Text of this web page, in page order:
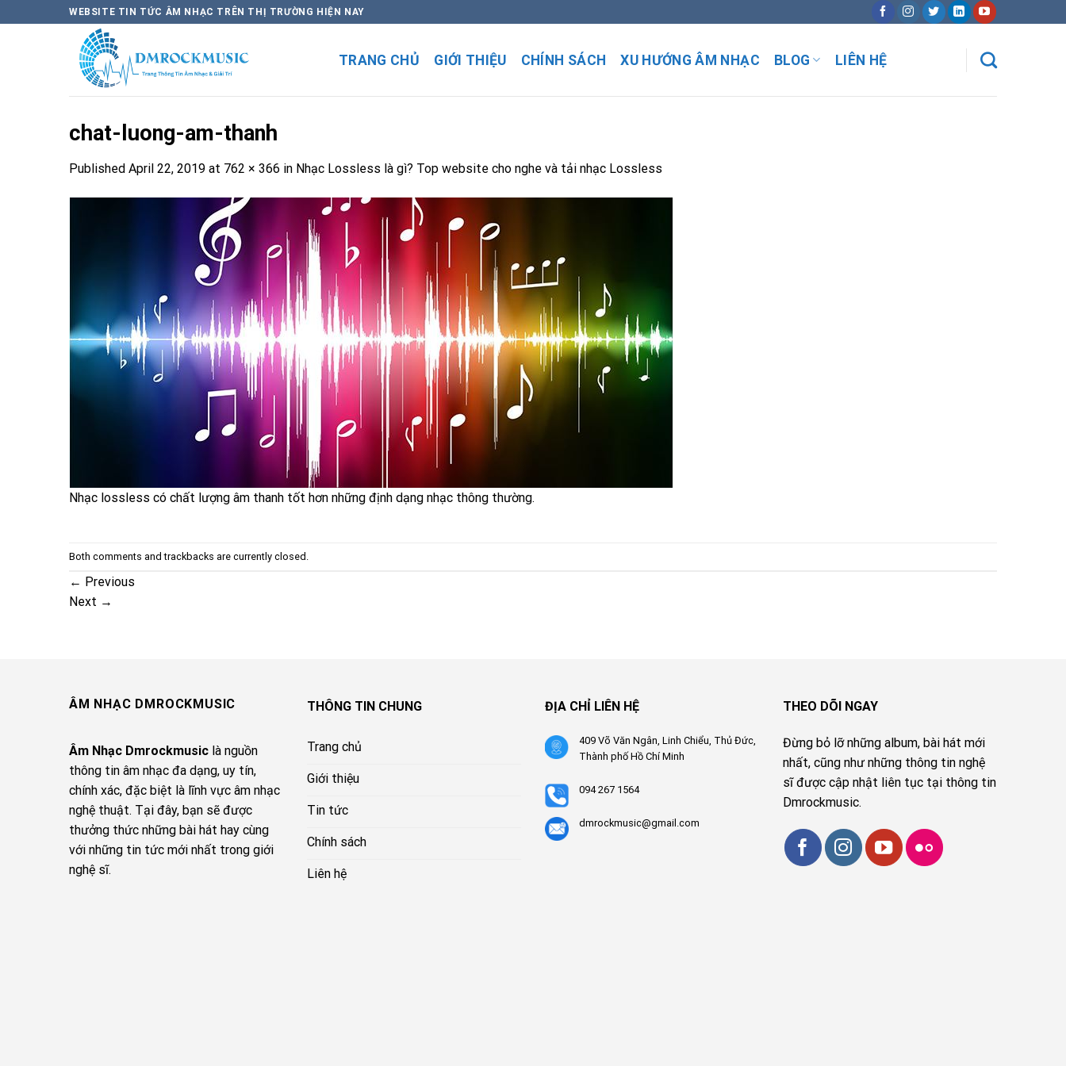
WEBSITE TIN TỨC ÂM NHẠC TRÊN THỊ TRƯỜNG HIỆN NAY
TRANG CHỦ GIỚI THIỆU CHÍNH SÁCH XU HƯỚNG ÂM NHẠC BLOG LIÊN HỆ
chat-luong-am-thanh
Published April 22, 2019 at 762 × 366 in Nhạc Lossless là gì? Top website cho nghe và tải nhạc Lossless
Nhạc lossless có chất lượng âm thanh tốt hơn những định dạng nhạc thông thường.
Both comments and trackbacks are currently closed.
← Previous
Next →
ÂM NHẠC DMROCKMUSIC
Âm Nhạc Dmrockmusic là nguồn
thông tin âm nhạc đa dạng, uy tín,
chính xác, đặc biệt là lĩnh vực âm nhạc
nghệ thuật. Tại đây, bạn sẽ được
thưởng thức những bài hát hay cùng
với những tin tức mới nhất trong giới
nghệ sĩ.
THÔNG TIN CHUNG
Trang chủ
Giới thiệu
Tin tức
Chính sách
Liên hệ
ĐỊA CHỈ LIÊN HỆ
409 Võ Văn Ngân, Linh Chiểu, Thủ Đức,
Thành phố Hồ Chí Minh
094 267 1564
dmrockmusic@gmail.com
THEO DÕI NGAY
Đừng bỏ lỡ những album, bài hát mới
nhất, cũng như những thông tin nghệ
sĩ được cập nhật liên tục tại thông tin
Dmrockmusic.